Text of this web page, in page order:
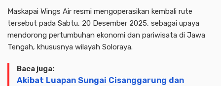
Maskapai Wings Air resmi mengoperasikan kembali rute
tersebut pada Sabtu, 20 Desember 2025, sebagai upaya
mendorong pertumbuhan ekonomi dan pariwisata di Jawa
Tengah, khususnya wilayah Soloraya.
Baca juga:
Akibat Luapan Sungai Cisanggarung dan